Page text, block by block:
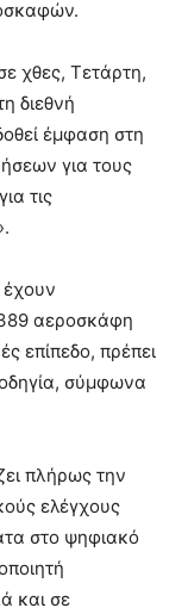
χθες, Τετάρτη,
διεθνή
έμφαση στη
για τους
τις
αεροσκάφη
επίπεδο, πρέπει
σύμφωνα
πλήρως την
ελέγχους
στο ψηφιακό
και σε